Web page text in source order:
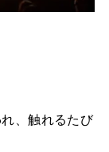
、触れるたび